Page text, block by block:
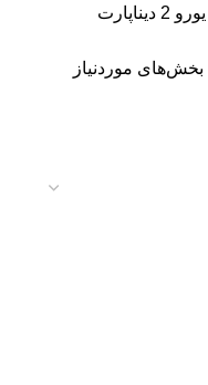
“پوسته گیربکس کوچک کلیه پراید ها یورو 2 دیناپارت
بخش‌های موردنیاز